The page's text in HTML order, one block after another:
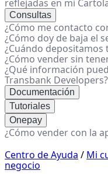
reflejadas en mi
Consultas
¿Cómo me contacto
¿Cómo doy de baja el
¿Cuándo depositamos
¿Cómo vender sin
¿Qué información
Transbank Developers?
Documentación
Tutoriales
Onepay
¿Cómo vender con la
Centro de Ayuda / Mi
negocio